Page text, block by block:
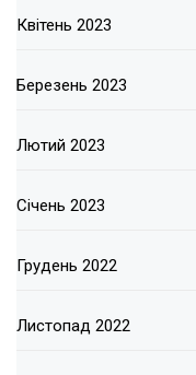
Квітень 2023
Березень 2023
Лютий 2023
Січень 2023
Грудень 2022
Листопад 2022